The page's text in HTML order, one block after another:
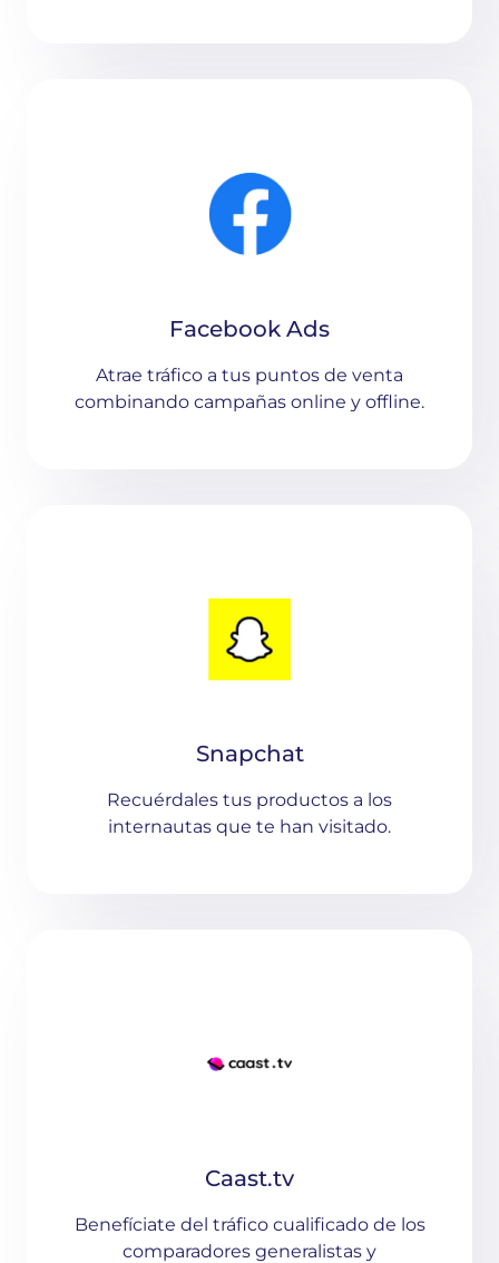
Facebook Ads
Atrae tráfico a tus puntos de venta
combinando campañas online y offline.
Snapchat
Recuérdales tus productos a los
internautas que te han visitado.
Caast.tv
Benefíciate del tráfico cualificado de los
comparadores generalistas y